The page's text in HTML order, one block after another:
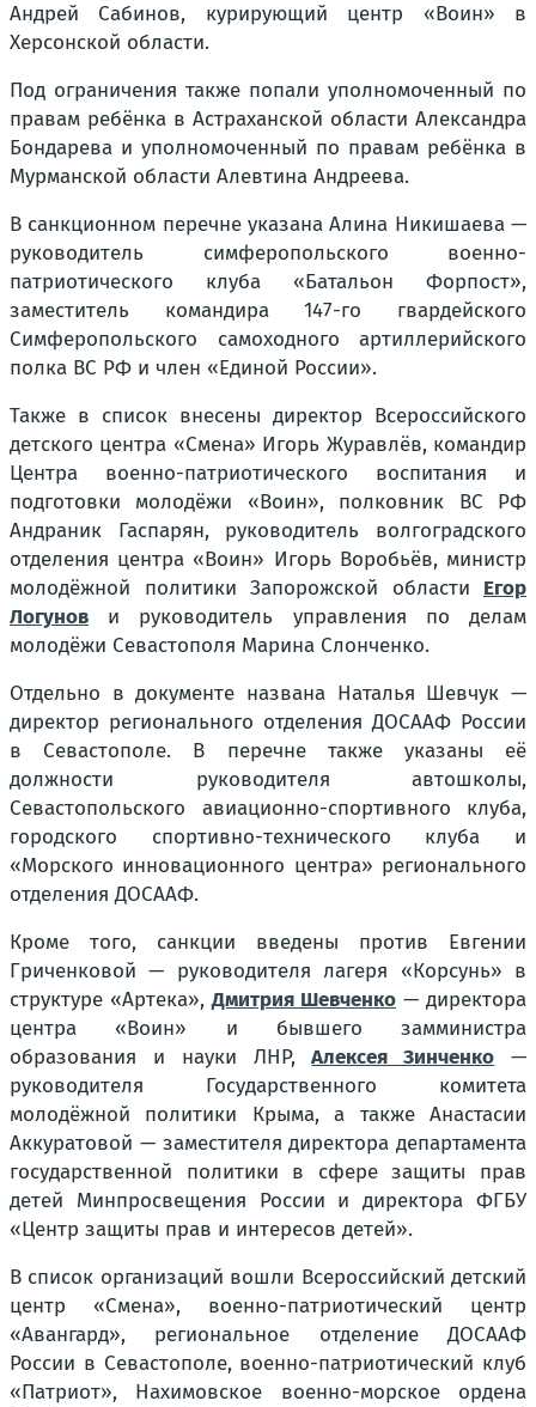
Андрей Сабинов, курирующий центр «Воин» в
Херсонской области.
Под ограничения также попали уполномоченный по
правам ребёнка в Астраханской области Александра
Бондарева и уполномоченный по правам ребёнка в
Мурманской области Алевтина Андреева.
В санкционном перечне указана Алина Никишаева —
руководитель симферопольского военно-
патриотического клуба «Батальон Форпост»,
заместитель командира 147-го гвардейского
Симферопольского самоходного артиллерийского
полка ВС РФ и член «Единой России».
Также в список внесены директор Всероссийского
детского центра «Смена» Игорь Журавлёв, командир
Центра военно-патриотического воспитания и
подготовки молодёжи «Воин», полковник ВС РФ
Андраник Гаспарян, руководитель волгоградского
отделения центра «Воин» Игорь Воробьёв, министр
молодёжной политики Запорожской области Егор
Логунов и руководитель управления по делам
молодёжи Севастополя Марина Слонченко.
Отдельно в документе названа Наталья Шевчук —
директор регионального отделения ДОСААФ России
в Севастополе. В перечне также указаны её
должности руководителя автошколы,
Севастопольского авиационно-спортивного клуба,
городского спортивно-технического клуба и
«Морского инновационного центра» регионального
отделения ДОСААФ.
Кроме того, санкции введены против Евгении
Гриченковой — руководителя лагеря «Корсунь» в
структуре «Артека»,Дмитрия Шевченко — директора
центра «Воин» и бывшего замминистра
образования и науки ЛНР,Алексея Зинченко —
руководителя Государственного комитета
молодёжной политики Крыма, а также Анастасии
Аккуратовой — заместителя директора департамента
государственной политики в сфере защиты прав
детей Минпросвещения России и директора ФГБУ
«Центр защиты прав и интересов детей».
В список организаций вошли Всероссийский детский
центр «Смена», военно-патриотический центр
«Авангард», региональное отделение ДОСААФ
России в Севастополе, военно-патриотический клуб
«Патриот», Нахимовское военно-морское ордена